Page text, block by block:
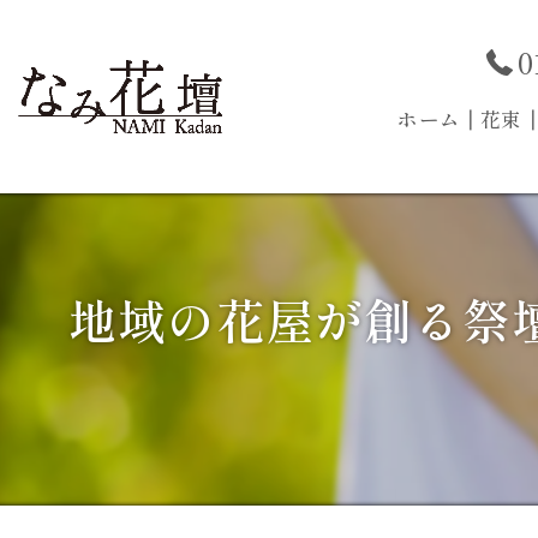
ホーム ┃花束
地域の花屋が創る祭